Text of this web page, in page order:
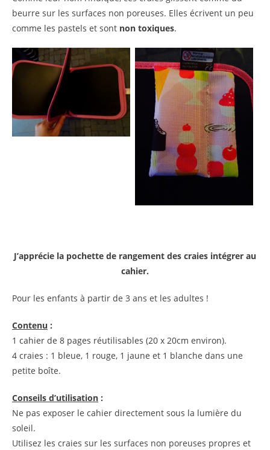
beurre sur les surfaces non poreuses. Elles écrivent un peu
comme les pastels et sont non toxiques.
J’apprécie la pochette de rangement des craies intégrer au
cahier.
Pour les enfants à partir de 3 ans et les adultes !
Contenu :
1 cahier de 8 pages réutilisables (20 x 20cm environ).
4 craies : 1 bleue, 1 rouge, 1 jaune et 1 blanche dans une
petite boîte.
Conseils d’utilisation :
Ne pas exposer le cahier directement sous la lumière du
soleil.
Utilisez les craies sur les surfaces non poreuses propres et